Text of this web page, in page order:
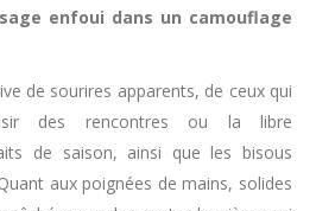
enfoui dans un camouflage
de sourires apparents, de ceux qui
des rencontres ou la libre
de saison, ainsi que les bisous
aux poignées de mains, solides